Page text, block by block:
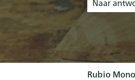
Er zijn
Rubio